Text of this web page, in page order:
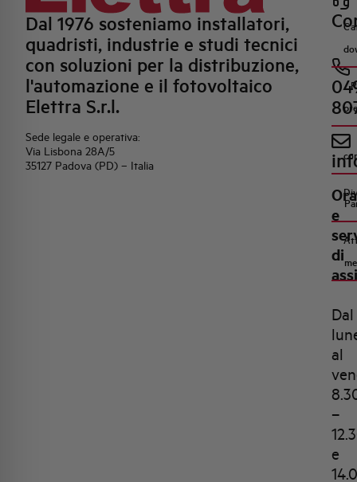
Dal 1976 sosteniamo installatori,
quadristi, industrie e studi tecnici
con soluzioni per la distribuzione,
l'automazione e il fotovoltaico
Elettra S.r.l.
Sede legale e operativa:
Via Lisbona 28A/5
35127 Padova (PD) – Italia
e
di
Dal
al
–
e